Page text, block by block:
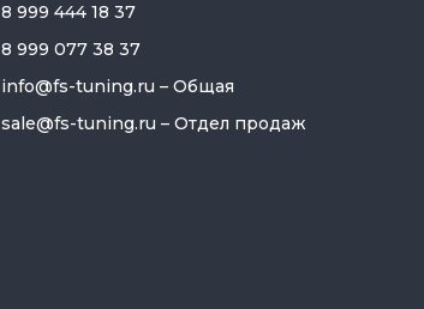
8 999 444 18 37
8 999 077 38 37
info@fs-tuning.ru – Общая
sale@fs-tuning.ru – Отдел продаж